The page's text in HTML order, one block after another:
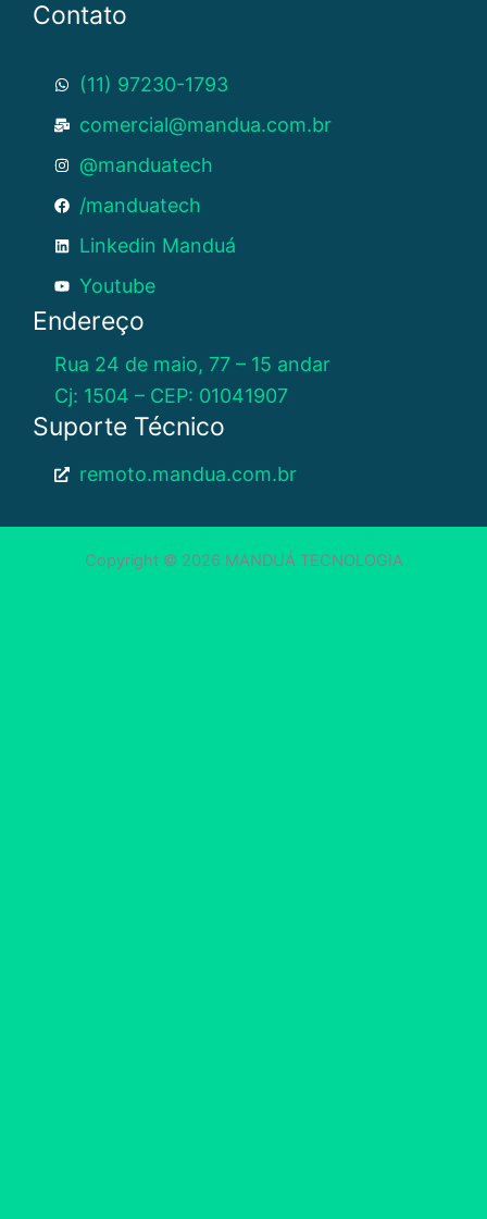
Contato
(11) 97230-1793
comercial@mandua.com.br
@manduatech
/manduatech
Linkedin Manduá
Youtube
Endereço
Rua 24 de maio, 77 – 15 andar
Cj: 1504 – CEP: 01041907
Suporte Técnico
remoto.mandua.com.br
Copyright © 2026 MANDUÁ TECNOLOGIA